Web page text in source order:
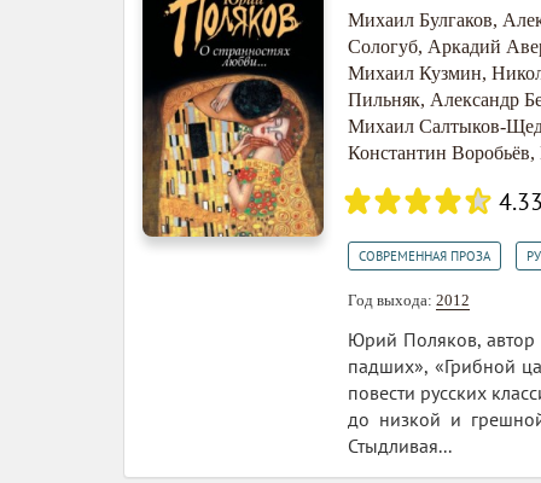
Михаил Булгаков,
Сологуб, Аркадий
Михаил Кузмин,
Пильняк, Александр
Михаил Салтыков-
Константин Воробьёв,
СОВРЕМЕННАЯ ПРОЗА
Год выхода: 2012
Юрий Поляков, автор
падших», «Грибной
повести русских
до низкой и
Стыдливая...